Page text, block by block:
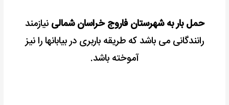
حمل بار به شهرستان فاروج خراسان شمالی نیازمند
رانندگانی می باشد که طریقه باربری در بیابانها را نیز
آموخته باشد.